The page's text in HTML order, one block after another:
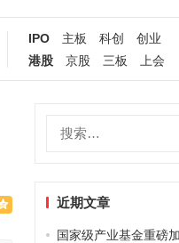
IPO 主板 科创
创业
港股
京股 三板 上会
近期文章
国家级产业基金重磅